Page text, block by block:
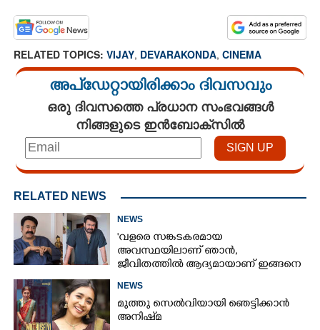
RELATED TOPICS: VIJAY, DEVARAKONDA, CINEMA
അപ്ഡേറ്റായിരിക്കാം ദിവസവും
ഒരു ദിവസത്തെ പ്രധാന സംഭവങ്ങൾ
നിങ്ങളുടെ ഇൻബോക്സിൽ
RELATED NEWS
NEWS
'വളരെ സങ്കടകരമായ
അവസ്ഥയിലാണ് ഞാൻ,
ജീവിതത്തിൽ ആദ്യമായാണ് ഇങ്ങനെ
മോഹൻലാൽ
NEWS
മുത്തു സെൽവിയായി ഞെട്ടിക്കാൻ
അനിഷ്‌മ